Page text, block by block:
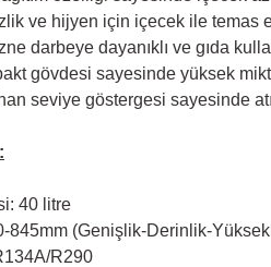
ve hijyen için içecek ile temas
darbeye dayanıklı ve gıda
gövdesi sayesinde yüksek
seviye göstergesi sayesinde
40 litre
845mm (Genişlik-Derinlik-
R290